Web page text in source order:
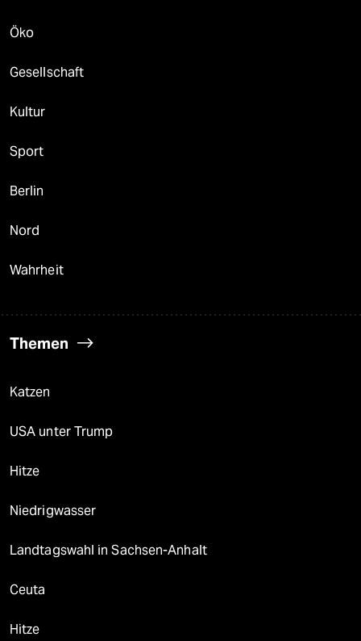
Öko
Gesellschaft
Kultur
Sport
Berlin
Nord
Wahrheit
Themen
Katzen
USA unter Trump
Hitze
Niedrigwasser
Landtagswahl in Sachsen-Anhalt
Ceuta
Hitze